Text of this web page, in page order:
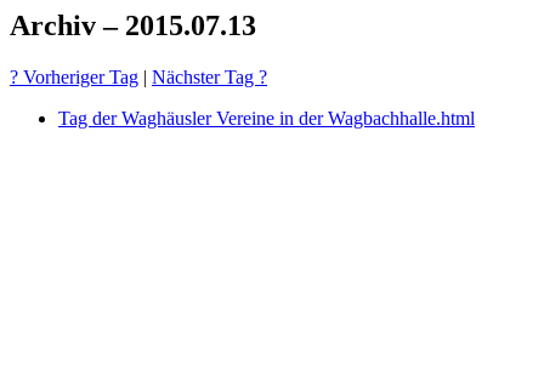
Archiv – 2015.07.13
? Vorheriger Tag | Nächster Tag ?
Tag der Waghäusler Vereine in der Wagbachhalle.html